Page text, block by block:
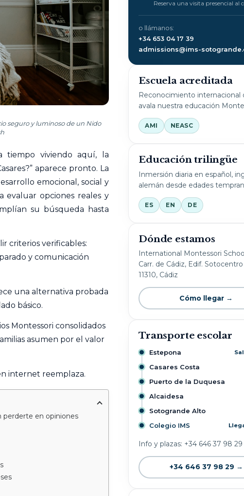
seguro y luminoso de un Nido
tiempo viviendo aquí, la
aparece pronto. La
emocional, social y
evaluar opciones reales y
su búsqueda hasta
criterios verificables:
y comunicación
una alternativa probada
básico.
Montessori consolidados
asumen por el valor
internet reemplaza.
perderte en opiniones
Reserva una visita presencial al
o llámanos:
+34 653 04 17 39
admissions@ims-
Escuela acreditada
Reconocimiento internacional
avala nuestra educación
AMI NEASC
Educación trilingüe
Inmersión diaria en español,
alemán desde edades
ES EN DE
Dónde estamos
International Montessori School
Carr. de Cádiz, Edif. Sotocentro
11310, Cádiz
Cómo llegar →
Transporte escolar
Estepona
Casares Costa
Puerto de la Duquesa
Alcaidesa
Sotogrande Alto
Colegio IMS
Info y plazas: +34 646 37 98 29
+34 646 37 98 29 →